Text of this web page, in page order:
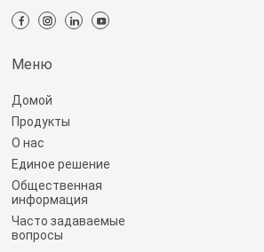
Меню
Домой
Продукты
О нас
Единое решение
Общественная
информация
Часто задаваемые
вопросы